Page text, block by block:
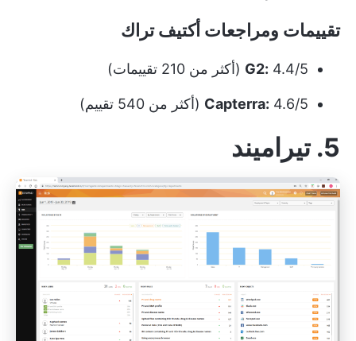
تقييمات ومراجعات أكتيف تراك
G2: 4.4/5 (أكثر من 210 تقييمات)
Capterra: 4.6/5 (أكثر من 540 تقييم)
5. تيراميند